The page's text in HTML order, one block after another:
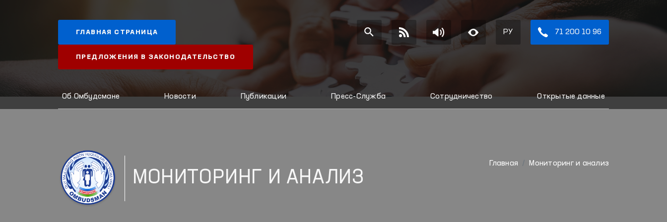
ГЛАВНАЯ СТРАНИЦА
ПРЕДЛОЖЕНИЯ В ЗАКОНОДАТЕЛЬСТВО
РУ 71 200 10 96
Об Омбудсмане Новости Публикации Пресс-Служба Сотрудничество Открытые данные
МОНИТОРИНГ И АНАЛИЗ
Главная Мониторинг и анализ